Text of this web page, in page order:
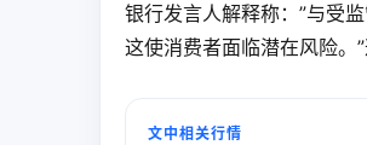
银行发言人解释称：”与受
这使消费者面临潜在风险。
文中相关行情